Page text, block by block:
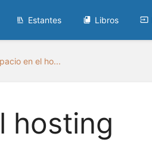
Estantes Libros
en el ho...
hosting